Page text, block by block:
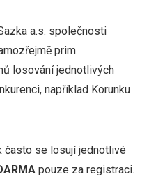
a.s. společnosti
prim.
losování jednotlivých
například Korunku
často se losují jednotlivé
pouze za registraci.